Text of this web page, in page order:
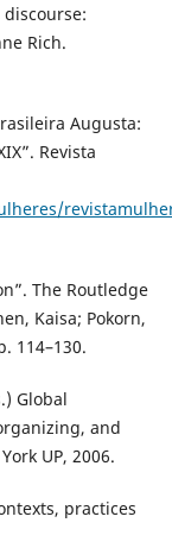
Rich.
Augusta:
Revista
The Routledge
Kaisa; Pokorn,
114–130.
Global
and
UP, 2006.
practices